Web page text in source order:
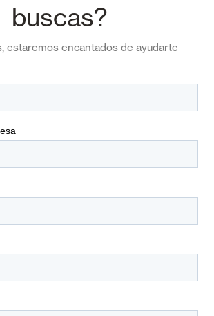
buscas?
estaremos encantados de ayudarte